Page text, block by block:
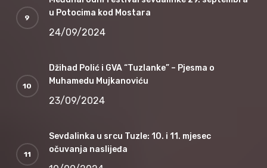
u Potocima kod Mostara
24/09/2024
Džihad Polić i GVA “Tuzlanke” – Pjesma o
Muhamedu Mujkanoviću
23/09/2024
Sevdalinka u srcu Tuzle: 10. i 11. mjesec
očuvanja naslijeđa